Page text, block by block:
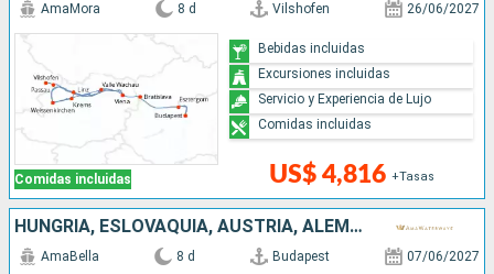
Comidas incluidas
AmaMora 8 d Vilshofen 26/06/2027
US$ 4,816 +Tasas
Bebidas incluidas
Excursiones incluidas
Servicio y Experiencia de Lujo
Comidas incluidas
HUNGRÍA, ESLOVAQUIA, AUSTRIA, ALEMANIA
AmaBella 8 d Budapest 07/06/2027